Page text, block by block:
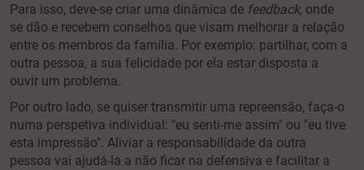
Para isso, deve-se criar uma dinâmica de feedback, onde
se dão e recebem conselhos que visam melhorar a relação
entre os membros da família. Por exemplo: partilhar, com a
outra pessoa, a sua felicidade por ela estar disposta a
ouvir um problema.
Por outro lado, se quiser transmitir uma repreensão, faça-o
numa perspetiva individual: "eu senti-me assim" ou "eu tive
esta impressão". Aliviar a responsabilidade da outra
pessoa vai ajudá-la a não ficar na defensiva e facilitar a